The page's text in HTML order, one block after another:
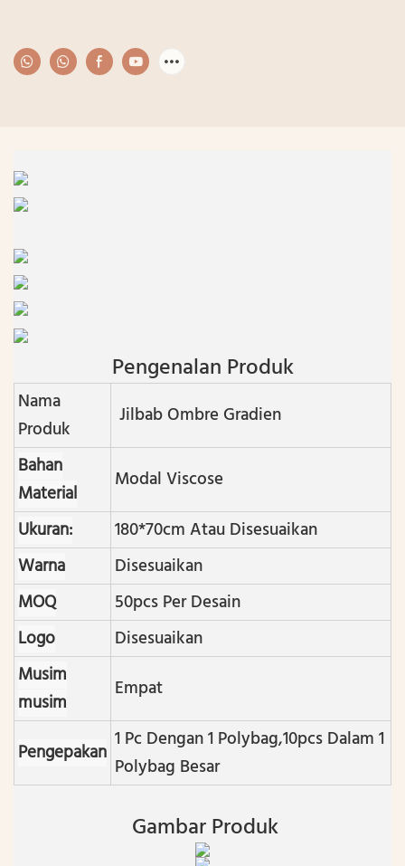
Pengenalan Produk
Nama
Produk
Jilbab Ombre Gradien
Bahan
Material
Modal Viscose
Ukuran:
180*70cm Atau Disesuaikan
Warna
Disesuaikan
MOQ
50pcs Per Desain
Logo
Disesuaikan
Musim
musim
Empat
Pengepakan 1 Pc Dengan 1 Polybag ,10pcs Dalam 1
Polybag Besar
Gambar Produk